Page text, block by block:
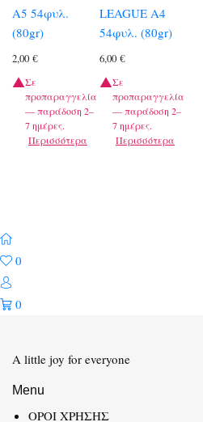
A5 54φυλ.
(80gr)
2,00 €
Σε
προπαραγγελία
— παράδοση 2–
7 ημέρες.
Περισσότερα
LEAGUE A4
54φυλ. (80gr)
6,00€
Σε
προπαραγγελία
— παράδοση 2–
7 ημέρες.
Περισσότερα
0
0
A little joy for everyone
Menu
ΟΡΟΙ ΧΡΗΣΗΣ